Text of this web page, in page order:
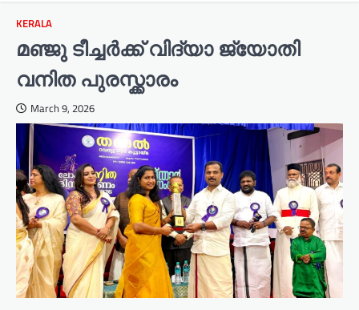
KERALA
മഞ്ജു ടീച്ചർക്ക് വിദ്യാ ജ്യോതി
വനിത പുരസ്ക്കാരം
March 9, 2026